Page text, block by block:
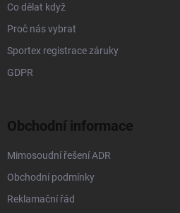
Co dělat když
Proč nás vybrat
Sportex registrace záruky
GDPR
Obchodní informace
Mimosoudní řešení ADR
Obchodní podmínky
Reklamační řád